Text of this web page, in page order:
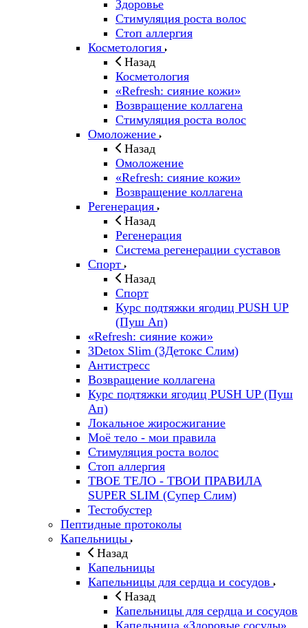
Здоровье
Стимуляция роста волос
Стоп аллергия
Косметология
Назад
Косметология
«Refresh: сияние кожи»
Возвращение коллагена
Стимуляция роста волос
Омоложение
Назад
Омоложение
«Refresh: сияние кожи»
Возвращение коллагена
Регенерация
Назад
Регенерация
Система регенерации суставов
Спорт
Назад
Спорт
Курс подтяжки ягодиц PUSH UP
(Пуш Ап)
«Refresh: сияние кожи»
3Detox Slim (3Детокс Слим)
Антистресс
Возвращение коллагена
Курс подтяжки ягодиц PUSH UP (Пуш
Ап)
Локальное жиросжигание
Моё тело - мои правила
Стимуляция роста волос
Стоп аллергия
ТВОЕ ТЕЛО - ТВОИ ПРАВИЛА
SUPER SLIM (Супер Слим)
Тестобустер
Пептидные протоколы
Капельницы
Назад
Капельницы
Капельницы для сердца и сосудов
Назад
Капельницы для сердца и сосудов
Капельница «Здоровые сосуды»